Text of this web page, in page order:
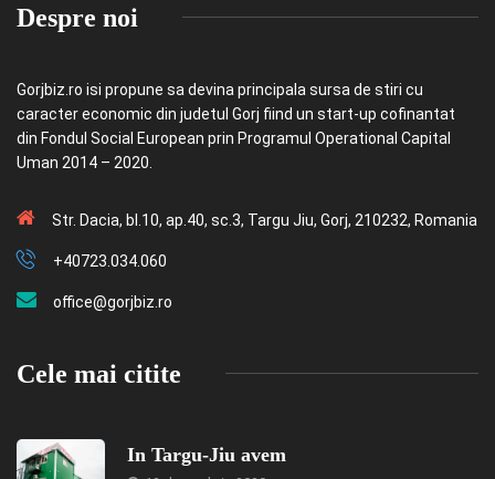
Despre noi
Gorjbiz.ro isi propune sa devina principala sursa de stiri cu
caracter economic din judetul Gorj fiind un start-up cofinantat
din Fondul Social European prin Programul Operational Capital
Uman 2014 – 2020.
Str. Dacia, bl.10, ap.40, sc.3, Targu Jiu, Gorj, 210232, Romania
+40723.034.060
office@gorjbiz.ro
Cele mai citite
In Targu-Jiu avem